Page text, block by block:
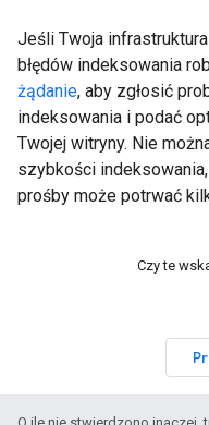
Jeśli Twoja
błędów indeksowania
żądanie, aby zgłosić
indeksowania i podać
Twojej witryny. Nie
szybkości
prośby może potrwać
Czy te